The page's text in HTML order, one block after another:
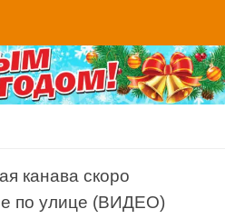
канава скоро
по улице (ВИДЕО)